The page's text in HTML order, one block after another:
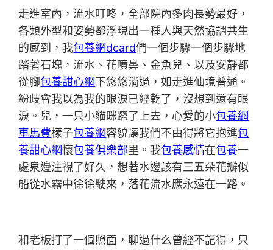
走進室內，流水叮咚，全部院內多肉長勢最好，
各類外型和姿勢都浮現出一種人與天然協調共生
的感到，我包養網dcard們一個步驟一個步驟地
踏著石塊，流水、花噴鼻、金魚兒、以及安靜都
從腳包養甜心網下悠悠淌過，如走進仙境普通。
紛歧會我以為我的眼淚已經乾了，沒想到還有眼
淚。兒，一只小貓咪躥了上去，心愛的小包養網
車馬費樣子包養網容貌讓我們不由得將它抱進包
養甜心網懷包養俱樂部里。我包養感情在包養一
處泉邊注視了好久，想著水邊該有三五朵花瓣似
船從水霧中徐徐駛來，落花流水應永遠在一路。
和老板打了一個照面，聊過什么曾經不記得，只